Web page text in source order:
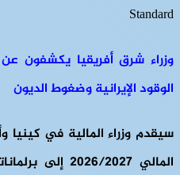
Standard
وزراء شرق أفريقيا يكشفون
الوقود الإيرانية وضغوط الديون
سيقدم وزراء المالية في كينيا
المالي 2026/